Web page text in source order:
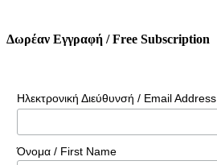
Δωρέαν Εγγραφή / Free Subscription
Ηλεκτρονική Διεύθυνσή / Email Address
Όνομα / First Name